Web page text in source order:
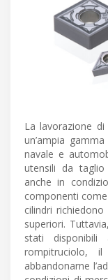
La lavorazione
un’ampia
navale e
utensili da
anche in
componenti
cilindri richiedono
superiori.
stati
rompitruciolo,
abbandonarne